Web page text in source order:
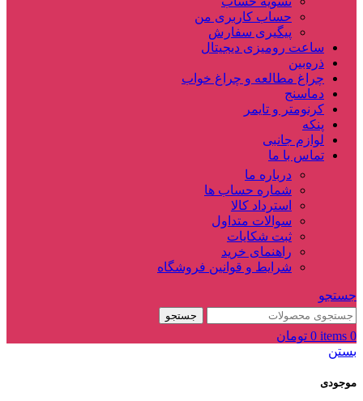
حساب کاربری من
پیگیری سفارش
ساعت‌ رومیزی دیجیتال
ذره‌بین‌
چراغ مطالعه و چراغ خواب
دماسنج‌
کرنومتر و تایمر
پنکه
لوازم جانبی
تماس با ما
درباره ما
شماره حساب ها
استرداد کالا
سوالات متداول
ثبت شکایات
راهنمای خرید
شرایط و قوانین فروشگاه
جستجو
جستجو
0
items
0 تومان
بستن
موجودی